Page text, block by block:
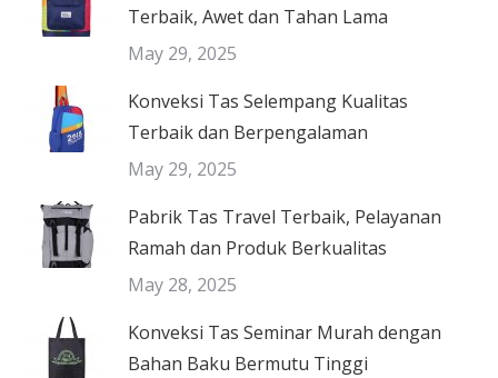
Terbaik, Awet dan Tahan Lama
May 29, 2025
Konveksi Tas Selempang Kualitas
Terbaik dan Berpengalaman
May 29, 2025
Pabrik Tas Travel Terbaik, Pelayanan
Ramah dan Produk Berkualitas
May 28, 2025
Konveksi Tas Seminar Murah dengan
Bahan Baku Bermutu Tinggi